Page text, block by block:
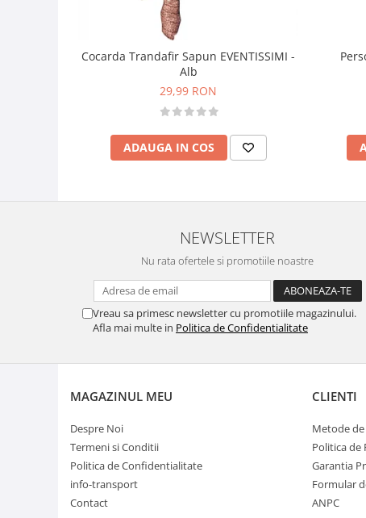
Cocarda Trandafir Sapun EVENTISSIMI -
Alb
29,99 RON
ADAUGA IN COS
NEWSLETTER
Nu rata ofertele si promotiile noastre
Vreau sa primesc newsletter cu promotiile magazinului.
Afla mai multe in Politica de Confidentialitate
MAGAZINUL MEU
Despre Noi
Termeni si Conditii
Politica de Confidentialitate
info-transport
Contact
CLIENTI
Metode
Politica de
Garantia
Formular
ANPC